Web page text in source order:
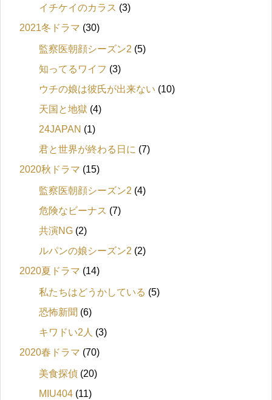
イチケイのカラス (3)
2021冬ドラマ (30)
監察医朝顔シーズン2 (5)
知ってるワイフ (3)
ウチの娘は彼氏が出来ない (10)
天国と地獄 (4)
24JAPAN (1)
君と世界が終わる日に (7)
2020秋ドラマ (15)
監察医朝顔シーズン2 (4)
危険なビーナス (7)
共演NG (2)
ルパンの娘シーズン2 (2)
2020夏ドラマ (14)
私たちはどうかしている (5)
恐怖新聞 (6)
キワドい2人 (3)
2020春ドラマ (70)
美食探偵 (20)
MIU404 (11)